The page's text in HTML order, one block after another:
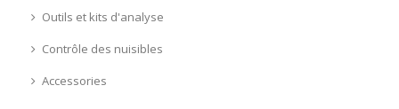
Outils et kits d'analyse
Contrôle des nuisibles
Accessories